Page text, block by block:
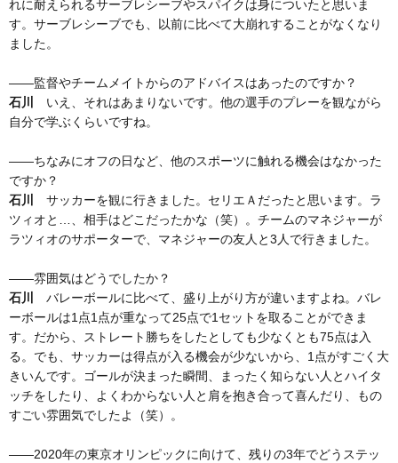
れに耐えられるサーブレシーブやスパイクは身についたと思いま
す。サーブレシーブでも、以前に比べて大崩れすることがなくなり
ました。
——監督やチームメイトからのアドバイスはあったのですか？
石川
いえ、それはあまりないです。他の選手のプレーを観ながら
自分で学ぶくらいですね。
——ちなみにオフの日など、他のスポーツに触れる機会はなかった
ですか？
石川
サッカーを観に行きました。セリエＡだったと思います。ラ
ツィオと…、相手はどこだったかな（笑）。チームのマネジャーが
ラツィオのサポーターで、マネジャーの友人と3人で行きました。
——雰囲気はどうでしたか？
石川
バレーボールに比べて、盛り上がり方が違いますよね。バレ
ーボールは1点1点が重なって25点で1セットを取ることができま
す。だから、ストレート勝ちをしたとしても少なくとも75点は入
る。でも、サッカーは得点が入る機会が少ないから、1点がすごく大
きいんです。ゴールが決まった瞬間、まったく知らない人とハイタ
ッチをしたり、よくわからない人と肩を抱き合って喜んだり、もの
すごい雰囲気でしたよ（笑）。
——2020年の東京オリンピックに向けて、残りの3年でどうステッ